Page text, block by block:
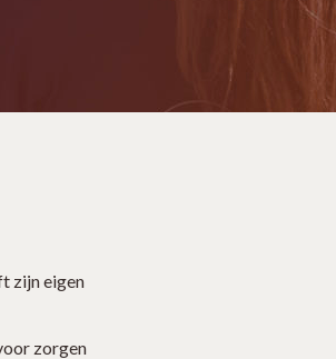
zijn eigen
zorgen